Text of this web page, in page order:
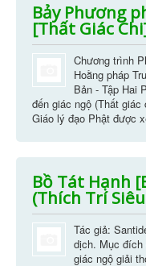
Bảy Phương
[Thất Giác
Chương trình
Hoằng pháp
Bản - Tập Hai
đến giác ngộ (Thất
Giáo lý đạo Phật được
Bồ Tát Hạnh
(Thích Trí
Tác giả:
dịch. Mục đích
giác ngộ giải